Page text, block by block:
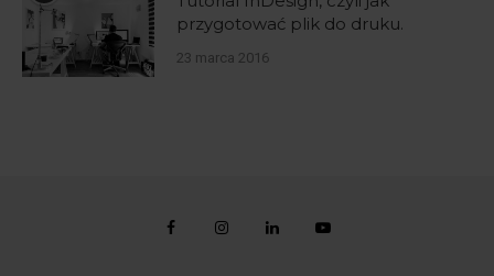
przygotować plik do druku.
23 marca 2016